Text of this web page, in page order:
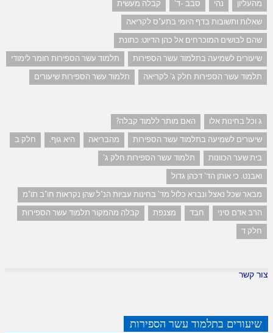
מהעליון
נהי סבב -ד'
קבלה מעשית
שאלות ותשובות בדף היומי בתע"ס לקריאה
שהם לבושים המוכרחים אל כהן הדיוט: כתונת
שיעורים לשמיעה בתלמוד עשר הספירות
תלמוד עשר הספירות חומר לימודי
תלמוד עשר הספירות חלק ג' לקריאה
תלמוד עשר הספירות שיעורים
ג וכל בחינות אלו
האם מותר ללמוד קבלה?
שיעורים לשמיעה בתלמוד עשר הספירות
מהבריאה היא גוף.
חלק ב
בית שער הכוונות
תלמוד עשר הספירות חלק ג'
ואבנט. כי אותן הד' דכהן גדול
מבאר שכל נאצל ונברא כלול מד' בחינות עביות הנ"ל שהן נקראות חו"ב תו"מ
הרב אדם סיני
חבד מצנפת
קבלה מהמקור תלמוד עשר הספירות
חלק ד
צור קשר
שיעורים בתלמוד עשר הספירות